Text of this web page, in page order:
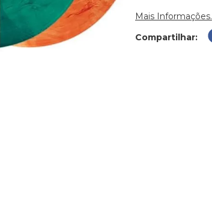
Mais Informações.
Compartilhar